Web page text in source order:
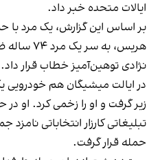
ایالات متحده خبر داد.
بر اساس این گزارش، یک مرد با
هریس، به
نژادی توهین‌آمیز خطاب قرار داد.
زیر گرفت و او را زخمی کرد. او
تبلیغاتی کارزار انتخاباتی
حمله قرار گرفت.